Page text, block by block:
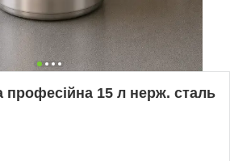
професійна 15 л нерж. сталь